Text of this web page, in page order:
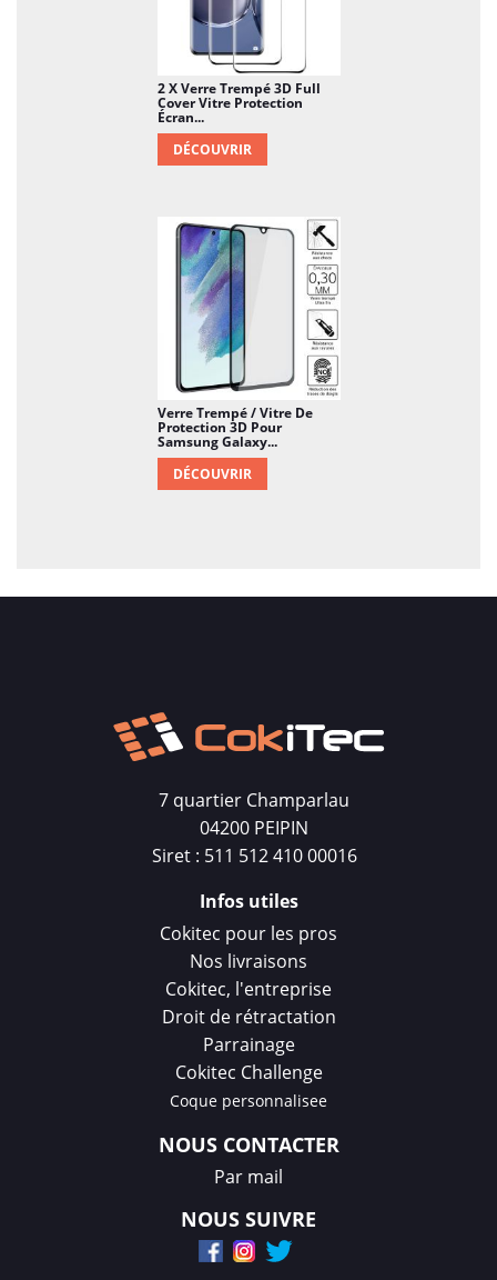
2 X Verre Trempé 3D Full
Cover Vitre Protection
Écran...
DÉCOUVRIR
Verre Trempé / Vitre De
Protection 3D Pour
Samsung Galaxy...
DÉCOUVRIR
7 quartier Champarlau
04200 PEIPIN
Siret : 511 512 410 00016
Infos utiles
Cokitec pour les pros
Nos livraisons
Cokitec, l'entreprise
Droit de rétractation
Parrainage
Cokitec Challenge
Coque personnalisee
NOUS CONTACTER
Par mail
NOUS SUIVRE